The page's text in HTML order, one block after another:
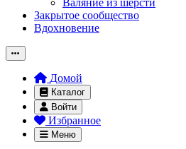
Валяние из шерсти
Закрытое сообщество
Вдохновение
Домой
Каталог
Войти
Избранное
Меню